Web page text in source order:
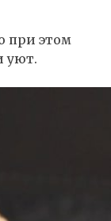
при этом
уют.